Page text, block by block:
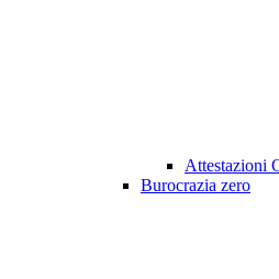
Attestazioni
Burocrazia zero